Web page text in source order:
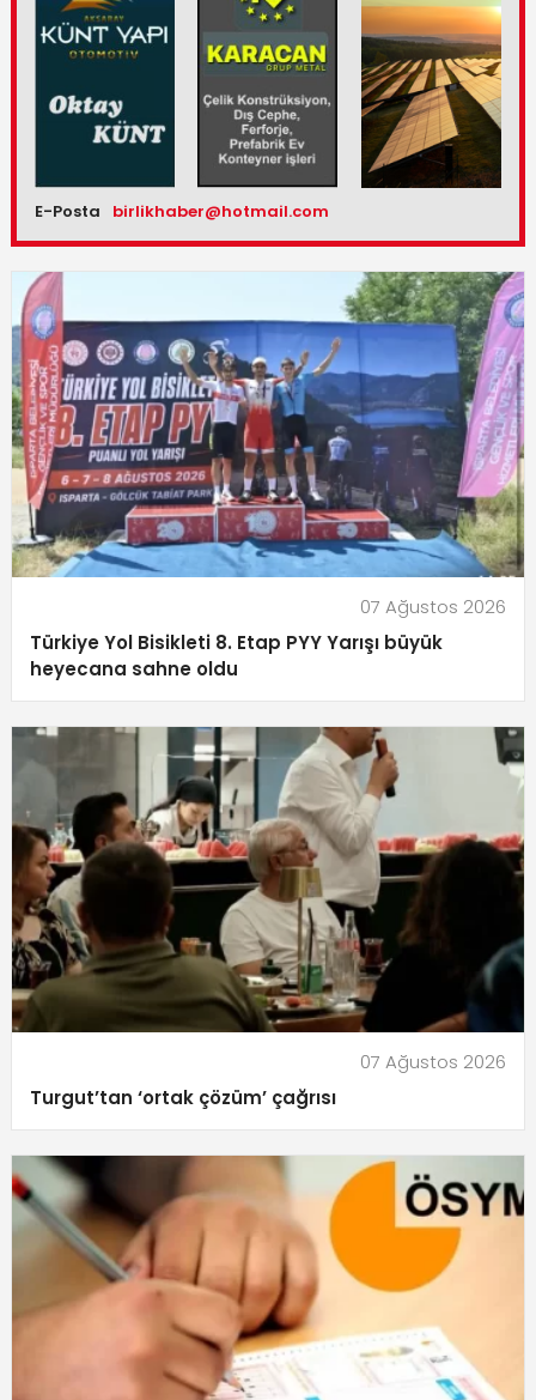
E-Posta birlikhaber@hotmail.com
07 Ağustos 2026
Türkiye Yol Bisikleti 8. Etap PYY Yarışı büyük
heyecana sahne oldu
07 Ağustos 2026
Turgut’tan ‘ortak çözüm’ çağrısı